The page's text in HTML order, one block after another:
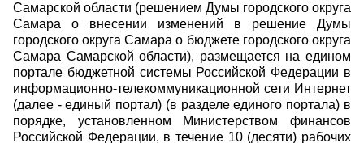
Самарской области (решением Думы городского округа
Самара о внесении изменений в решение Думы
городского округа Самара о бюджете городского округа
Самара Самарской области), размещается на едином
портале бюджетной системы Российской Федерации в
информационно-телекоммуникационной сети Интернет
(далее - единый портал) (в разделе единого портала) в
порядке, установленном Министерством финансов
Российской Федерации, в течение 10 (десяти) рабочих